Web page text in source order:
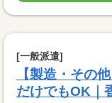
[一般派遣]
【製造・その
だけでもOK｜